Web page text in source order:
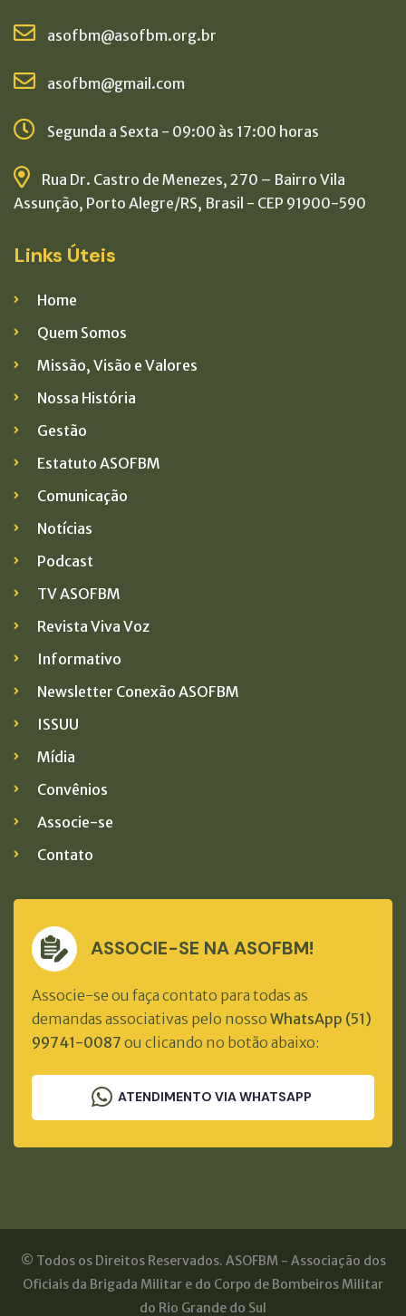
asofbm@asofbm.org.br
asofbm@gmail.com
Segunda a Sexta - 09:00 às 17:00 horas
Rua Dr. Castro de Menezes, 270 – Bairro Vila
Assunção, Porto Alegre/RS, Brasil - CEP 91900-590
Links Úteis
Home
Quem Somos
Missão, Visão e Valores
Nossa História
Gestão
Estatuto ASOFBM
Comunicação
Notícias
Podcast
TV ASOFBM
Revista Viva Voz
Informativo
Newsletter Conexão ASOFBM
ISSUU
Mídia
Convênios
Associe-se
Contato
ASSOCIE-SE NA ASOFBM!
Associe-se ou faça contato para todas as
demandas associativas pelo nosso WhatsApp (51)
99741-0087 ou clicando no botão abaixo:
ATENDIMENTO VIA WHATSAPP
© Todos os Direitos Reservados. ASOFBM - Associação dos
Oficiais da Brigada Militar e do Corpo de Bombeiros Militar
do Rio Grande do Sul